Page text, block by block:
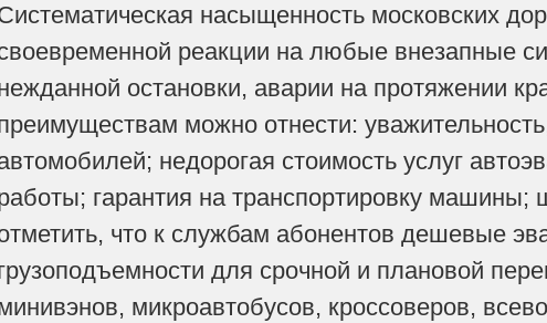
насыщенность московских
реакции на любые внезапные
остановки, аварии на протяжении
можно отнести:
недорогая стоимость услуг
гарантия на транспортировку
что к службам абонентов дешевые
для срочной и плановой
микроавтобусов, кроссоверов,